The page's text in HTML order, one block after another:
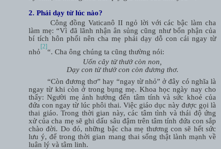
2. Phải dạy từ lúc nào?
Công đồng Vaticanô II ngỏ lời với các bậc làm cha
làm mẹ: “Vì đã lãnh nhận ân sủng cũng như bổn phận của
bí tích hôn phối nên cha mẹ phải dạy dỗ con cái ngay từ
nhỏ
[2]
“. Cha ông chúng ta cũng thường nói:
Uốn cây từ thưở còn non,
Dạy con từ thưở con còn đương thơ.
“Còn đương thơ” hay “ngay từ nhỏ” ở đây có nghĩa là
ngay từ khi còn ở trong bụng mẹ. Khoa học ngày nay cho
thấy: Người mẹ ảnh hưởng đến tâm tính và sức khoẻ của
đứa con ngay từ lúc phôi thai. Việc giáo dục này được gọi là
thai giáo. Trong thời gian này, các tâm tình và thái độ ứng
xử của cha mẹ sẽ ghi dấu sâu đậm trên tâm tính đứa con sắp
chào đời. Do đó, những bậc cha mẹ thương con sẽ hết sức
lưu ý, để trong thời gian mang thai sống thật lành mạnh về
luân lý và tâm linh.